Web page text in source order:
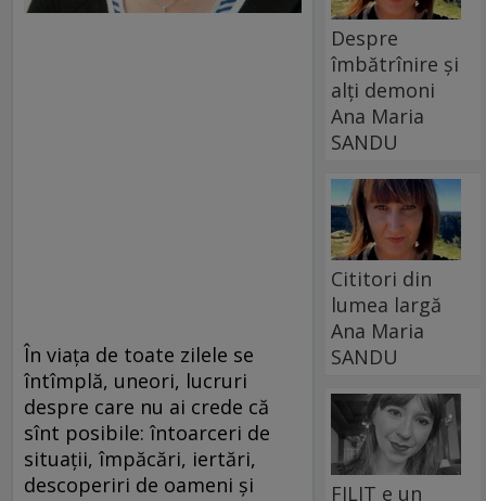
În viaţa de toate zilele se
întîmplă, uneori, lucruri
despre care nu ai crede că
sînt posibile: întoarceri de
situaţii, împăcări, iertări,
descoperiri de oameni şi
Despre
îmbătrînire și
alți demoni
Ana Maria
SANDU
Cititori din
lumea largă
Ana Maria
SANDU
FILIT e un